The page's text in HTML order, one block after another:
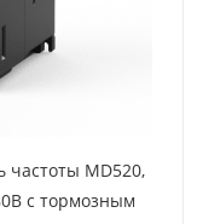
частоты MD520,
с тормозным